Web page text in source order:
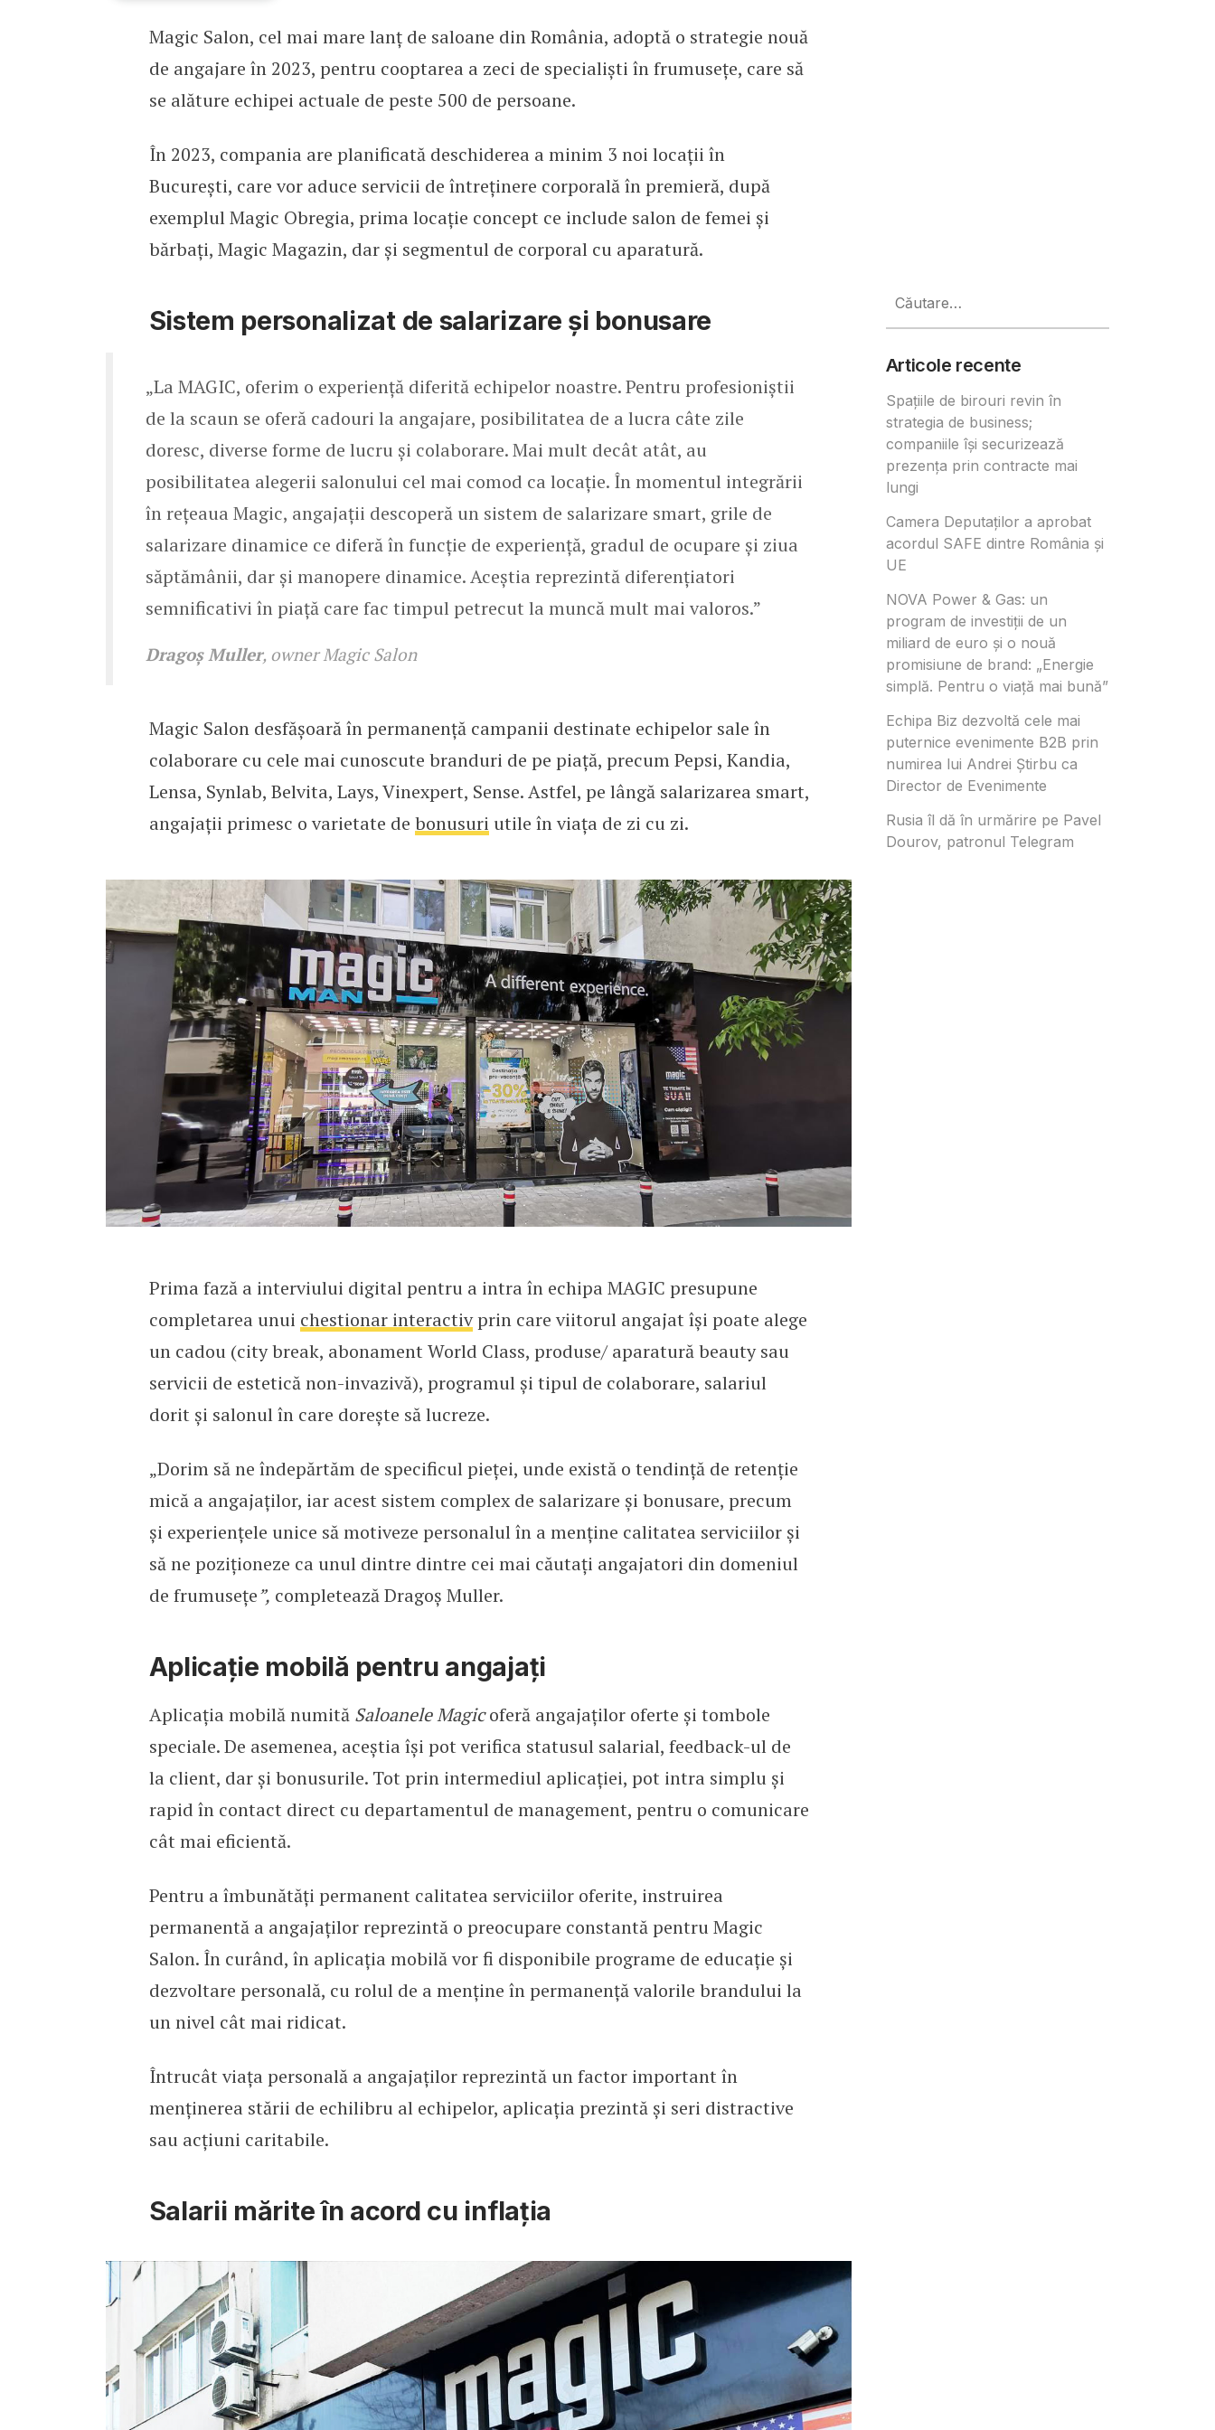
Magic Salon caută zeci de specialiști pentru minim trei locații noi în București.
Magic Salon, cel mai mare lanț de saloane din România, adoptă o strategie nouă
de angajare în 2023, pentru cooptarea a zeci de specialiști în frumusețe, care să
se alăture echipei actuale de peste 500 de persoane.
În 2023, compania are planificată deschiderea a minim 3 noi locații în
București, care vor aduce servicii de întreținere corporală în premieră, după
exemplul Magic Obregia, prima locație concept ce include salon de femei și
bărbați, Magic Magazin, dar și segmentul de corporal cu aparatură.
Sistem personalizat de salarizare și bonusare
„La MAGIC, oferim o experiență diferită echipelor noastre. Pentru profesioniștii
de la scaun se oferă cadouri la angajare, posibilitatea de a lucra câte zile
doresc, diverse forme de lucru și colaborare. Mai mult decât atât, au
posibilitatea alegerii salonului cel mai comod ca locație. În momentul integrării
în rețeaua Magic, angajații descoperă un sistem de salarizare smart, grile de
salarizare dinamice ce diferă în funcție de experiență, gradul de ocupare și ziua
săptămânii, dar și manopere dinamice. Aceștia reprezintă diferențiatori
semnificativi în piață care fac timpul petrecut la muncă mult mai valoros.”
Dragoș Muller, owner Magic Salon
Magic Salon desfășoară în permanență campanii destinate echipelor sale în
colaborare cu cele mai cunoscute branduri de pe piață, precum Pepsi, Kandia,
Lensa, Synlab, Belvita, Lays, Vinexpert, Sense. Astfel, pe lângă salarizarea smart,
angajații primesc o varietate de bonusuri utile în viața de zi cu zi.
Prima fază a interviului digital pentru a intra în echipa MAGIC presupune
completarea unui chestionar interactivprin care viitorul angajat își poate alege
un cadou (city break, abonament World Class, produse/ aparatură beauty sau
servicii de estetică non-invazivă), programul și tipul de colaborare, salariul
dorit și salonul în care dorește să lucreze.
„Dorim să ne îndepărtăm de specificul pieței, unde există o tendință de retenție
mică a angajaților, iar acest sistem complex de salarizare și bonusare, precum
și experiențele unice să motiveze personalul în a menține calitatea serviciilor și
să ne poziționeze ca unul dintre dintre cei mai căutați angajatori din domeniul
de frumusețe”, completează Dragoș Muller.
Aplicație mobilă pentru angajați
Aplicația mobilă numită Saloanele Magicoferă angajaților oferte și tombole
speciale. De asemenea, aceștia își pot verifica statusul salarial, feedback-ul de
la client, dar și bonusurile. Tot prin intermediul aplicației, pot intra simplu și
rapid în contact direct cu departamentul de management, pentru o comunicare
cât mai eficientă.
Pentru a îmbunătăți permanent calitatea serviciilor oferite, instruirea
permanentă a angajaților reprezintă o preocupare constantă pentru Magic
Salon. În curând, în aplicația mobilă vor fi disponibile programe de educație și
dezvoltare personală, cu rolul de a menține în permanență valorile brandului la
un nivel cât mai ridicat.
Întrucât viața personală a angajaților reprezintă un factor important în
menținerea stării de echilibru al echipelor, aplicația prezintă și seri distractive
sau acțiuni caritabile.
Salarii mărite în acord cu inflația
după:
Articole recente
Spațiile de birouri revin în
strategia de business;
companiile își securizează
prezența prin contracte mai
lungi
Camera Deputaților a aprobat
acordul SAFE dintre România și
UE
NOVA Power & Gas: un
program de investiții de un
miliard de euro și o nouă
promisiune de brand: „Energie
simplă. Pentru o viață mai bună”
Echipa Biz dezvoltă cele mai
puternice evenimente B2B prin
numirea lui Andrei Știrbu ca
Director de Evenimente
Rusia îl dă în urmărire pe Pavel
Dourov, patronul Telegram